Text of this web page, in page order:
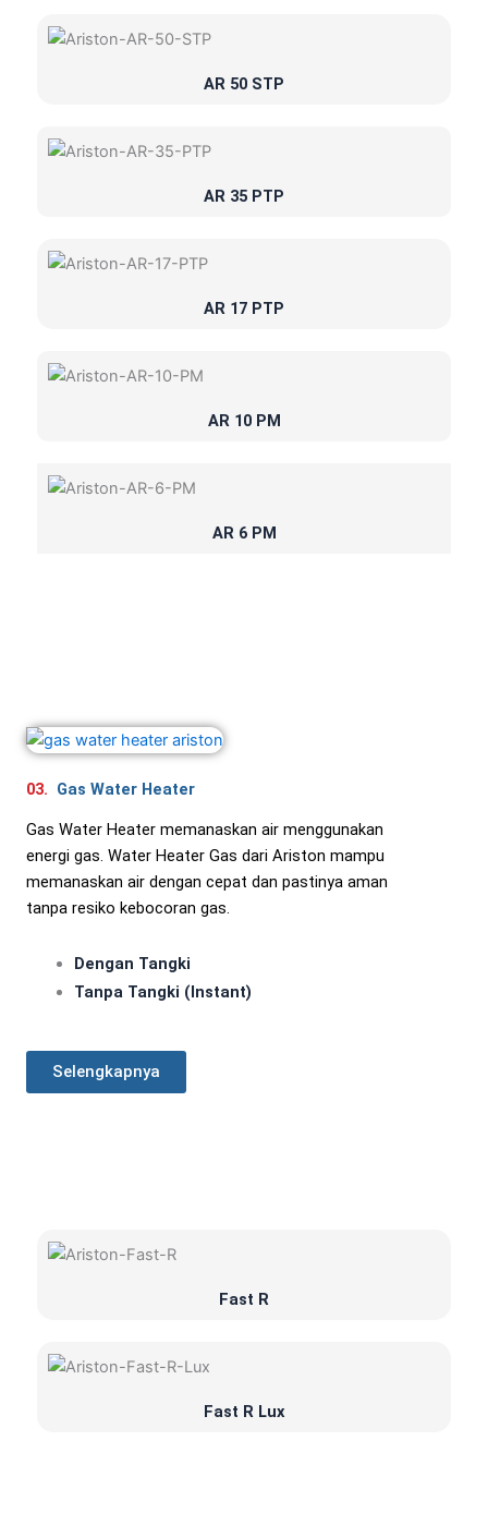
AR 50 STP
AR 35 PTP
AR 17 PTP
AR 10 PM
AR 6 PM
03. Gas Water Heater
Gas Water Heater memanaskan air menggunakan
energi gas. Water Heater Gas dari Ariston mampu
memanaskan air dengan cepat dan pastinya aman
tanpa resiko kebocoran gas.
Dengan Tangki
Tanpa Tangki (Instant)
Selengkapnya
Fast R
Fast R Lux